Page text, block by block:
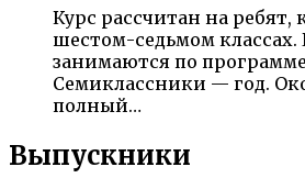
Курс рассчитан на ребят,
шестом-седьмом
занимаются по программе
Семиклассники — год.
полный…
Выпускники